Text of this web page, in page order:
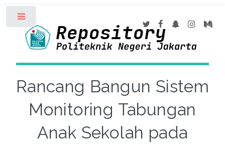
Rancang Bangun Sistem
Monitoring Tabungan
Anak Sekolah pada